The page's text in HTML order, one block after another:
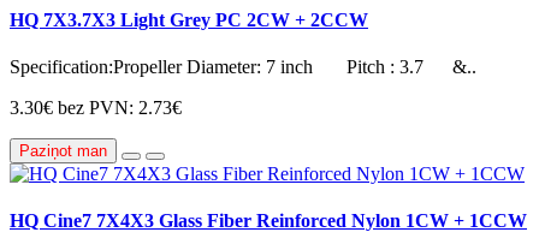
HQ 7X3.7X3 Light Grey PC 2CW + 2CCW
Specification:Propeller Diameter: 7 inch Pitch : 3.7 &..
3.30€ bez PVN: 2.73€
Paziņot man
HQ Cine7 7X4X3 Glass Fiber Reinforced Nylon 1CW + 1CCW